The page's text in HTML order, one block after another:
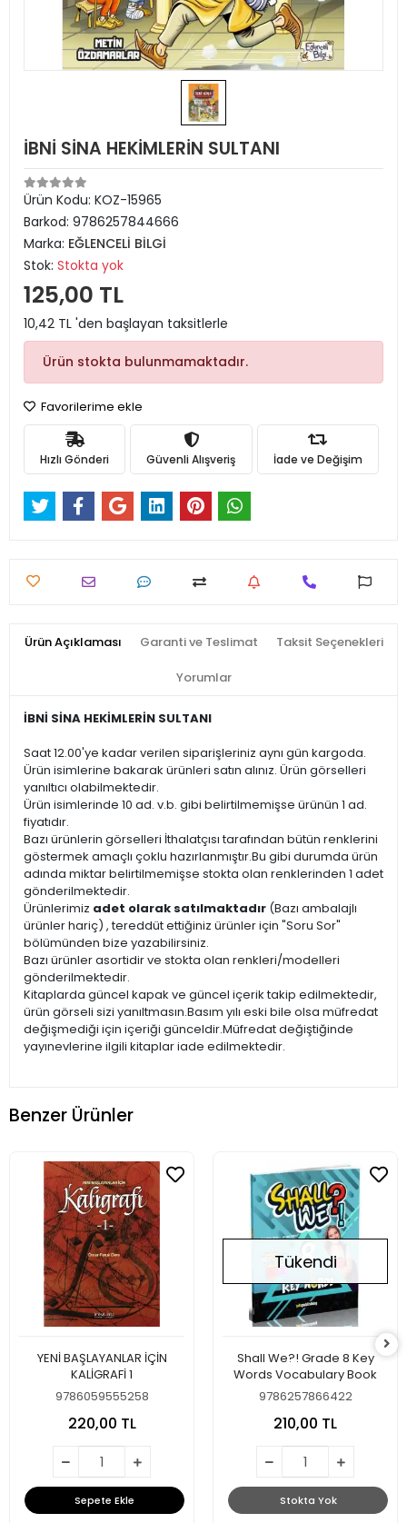
İBNİ SİNA HEKİMLERİN SULTANI
Ürün Kodu: KOZ-15965
Barkod: 9786257844666
Marka: EĞLENCELİ BİLGİ
Stok: Stokta yok
125,00 TL
10,42 TL 'den başlayan taksitlerle
Ürün stokta bulunmamaktadır.
Favorilerime ekle
Hızlı Gönderi Güvenli Alışveriş İade ve Değişim
Ürün Açıklaması Garanti ve Teslimat Taksit Seçenekleri
Yorumlar
İBNİ SİNA HEKİMLERİN SULTANI
Saat 12.00'ye kadar verilen siparişleriniz aynı gün kargoda.
Ürün isimlerine bakarak ürünleri satın alınız. Ürün görselleri
yanıltıcı olabilmektedir.
Ürün isimlerinde 10 ad. v.b. gibi belirtilmemişse ürünün 1 ad.
fiyatıdır.
Bazı ürünlerin görselleri İthalatçısı tarafından bütün renklerini
göstermek amaçlı çoklu hazırlanmıştır.Bu gibi durumda ürün
adında miktar belirtilmemişse stokta olan renklerinden 1 adet
gönderilmektedir.
Ürünlerimiz adet olarak satılmaktadır (Bazı ambalajlı
ürünler hariç) , tereddüt ettiğiniz ürünler için "Soru Sor"
bölümünden bize yazabilirsiniz.
Bazı ürünler asortidir ve stokta olan renkleri/modelleri
gönderilmektedir.
Kitaplarda güncel kapak ve güncel içerik takip edilmektedir,
ürün görseli sizi yanıltmasın.Basım yılı eski bile olsa müfredat
değişmediği için içeriği günceldir.Müfredat değiştiğinde
yayınevlerine ilgili kitaplar iade edilmektedir.
Benzer Ürünler
YENİ BAŞLAYANLAR İÇİN
KALİGRAFİ 1
9786059555258
220,00 TL
Sepete Ekle
Tükendi
Shall We?! Grade 8 Key
Words Vocabulary Book
9786257866422
210,00 TL
Stokta Yok